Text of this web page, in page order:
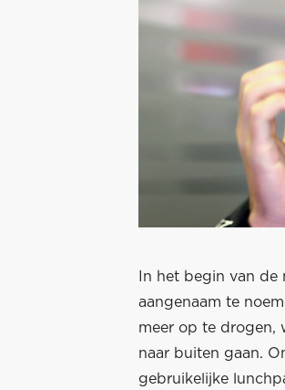
In het begin van
aangenaam te
meer op te drogen,
naar buiten gaan.
gebruikelijke